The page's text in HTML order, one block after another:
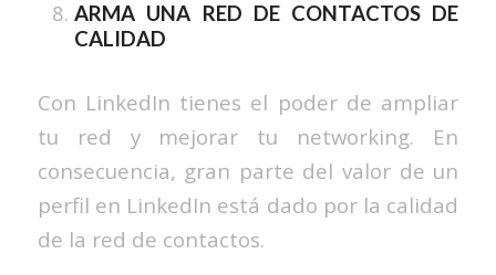
ARMA UNA RED DE CONTACTOS DE
CALIDAD
Con LinkedIn tienes el poder de ampliar
tu red y mejorar tu networking. En
consecuencia, gran parte del valor de un
perfil en LinkedIn está dado por la calidad
de la red de contactos.